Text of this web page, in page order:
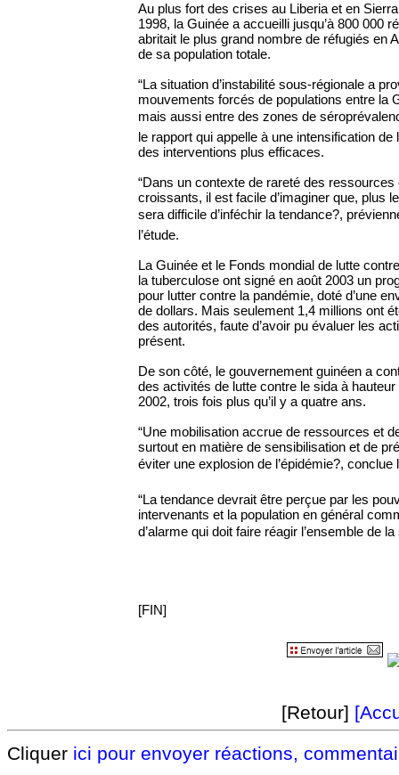
Au plus fort des crises au Liberia et en
1998, la Guinée a accueilli jusqu’à 800 000
abritait le plus grand nombre de réfugiés en
de sa population totale.
“La situation d’instabilité sous-régionale a
mouvements forcés de populations entre la
mais aussi entre des zones de
le rapport qui appelle à une intensification
des interventions plus efficaces.
“Dans un contexte de rareté des ressources
croissants, il est facile d’imaginer que, plus
sera difficile d’inféchir la tendance?,
l’étude.
La Guinée et le Fonds mondial de lutte
la tuberculose ont signé en août 2003 un
pour lutter contre la pandémie, doté d’une
de dollars. Mais seulement 1,4 millions ont
des autorités, faute d’avoir pu évaluer les
présent.
De son côté, le gouvernement guinéen a
des activités de lutte contre le sida à
2002, trois fois plus qu’il y a quatre ans.
“Une mobilisation accrue de ressources et
surtout en matière de sensibilisation et de
éviter une explosion de l’épidémie?, conclue
“La tendance devrait être perçue par les
intervenants et la population en général
d’alarme qui doit faire réagir l’ensemble de la
[FIN]
[Retour]
Cliquer ici pour envoyer réactions,